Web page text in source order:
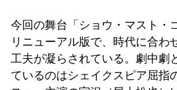
今回の舞台「ショウ・マスト・
リニューアル版で、時代に合わ
工夫が凝らされている。劇中劇
ているのはシェイクスピア屈指